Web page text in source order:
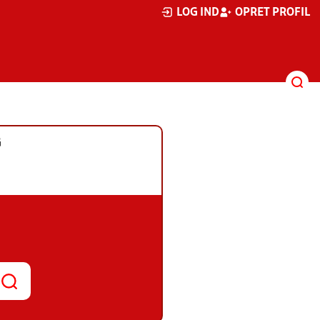
LOG IND OPRET PROFIL